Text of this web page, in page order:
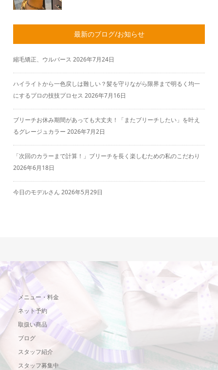
最新のブログ/お知らせ
縮毛矯正、ウルバース 2026年7月24日
ハイライトから一色戻しは難しい？髪を守りながら限界まで明るく均一
にするプロの技技プロセス 2026年7月16日
ブリーチお休み期間があっても大丈夫！「またブリーチしたい」を叶え
るグレージュカラー 2026年7月2日
「次回のカラーまで計算！」ブリーチを長く楽しむための私のこだわり
2026年6月18日
今日のモデルさん 2026年5月29日
メニュー・料金
ネット予約
取扱い商品
ブログ
スタッフ紹介
スタッフ募集中